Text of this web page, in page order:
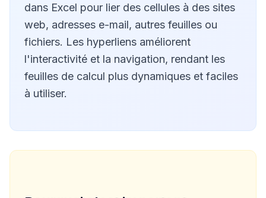
dans Excel pour lier des cellules à des sites
web, adresses e-mail, autres feuilles ou
fichiers. Les hyperliens améliorent
l'interactivité et la navigation, rendant les
feuilles de calcul plus dynamiques et faciles
à utiliser.